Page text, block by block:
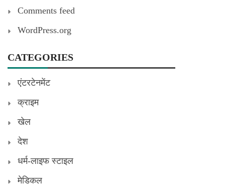
Comments feed
WordPress.org
CATEGORIES
एंटरटेनमेंट
क्राइम
खेल
देश
धर्म-लाइफ स्टाइल
मेडिकल